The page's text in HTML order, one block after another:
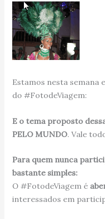
Estamos nesta semana
do #FotodeViagem:
E o tema proposto
PELO MUNDO. Vale
Para quem nunca
bastante simples:
O #FotodeViagem é
interessados em